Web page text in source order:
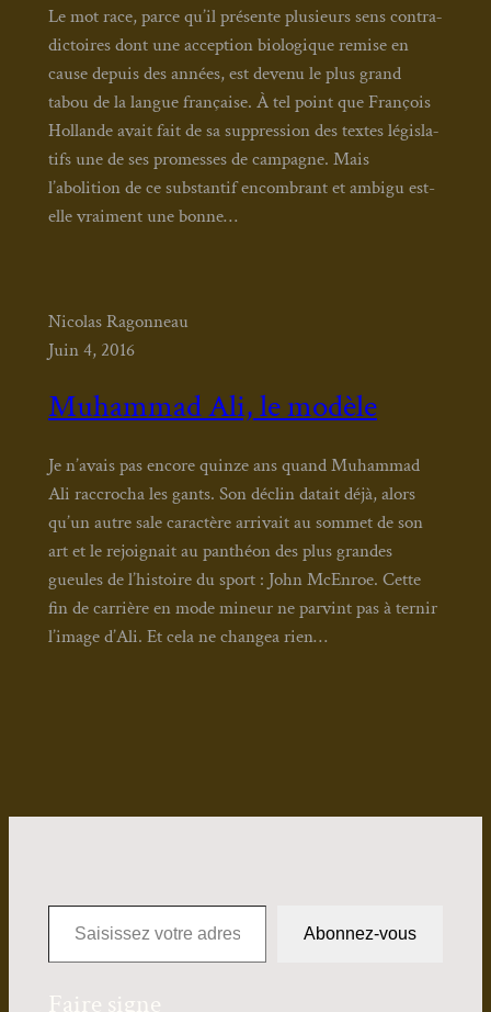
Le mot race, parce qu’il pré­sente plu­sieurs sens contra­
dic­toires dont une accep­tion bio­lo­gique remise en
cause depuis des années, est deve­nu le plus grand
tabou de la langue fran­çaise. À tel point que Fran­çois
Hol­lande avait fait de sa sup­pres­sion des textes légis­la­
tifs une de ses pro­messes de cam­pagne. Mais
l’abolition de ce sub­stan­tif encom­brant et ambi­gu est-
elle vrai­ment une bonne…
Nicolas Ragonneau
Juin 4, 2016
Muhammad Ali, le modèle
Je n’avais pas encore quinze ans quand Muham­mad
Ali rac­cro­cha les gants. Son déclin datait déjà, alors
qu’un autre sale carac­tère arri­vait au som­met de son
art et le rejoi­gnait au pan­théon des plus grandes
gueules de l’his­toire du sport : John McEn­roe. Cette
fin de car­rière en mode mineur ne par­vint pas à ter­nir
l’image d’Ali. Et cela ne chan­gea rien…
Saisissez votre adresse e-mail…
Abonnez-vous
Faire signe